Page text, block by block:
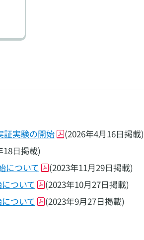
証実験の開始
(2026年4月16日掲載)
18日掲載)
について
(2023年11月29日掲載)
ついて
(2023年10月27日掲載)
ついて
(2023年9月27日掲載)